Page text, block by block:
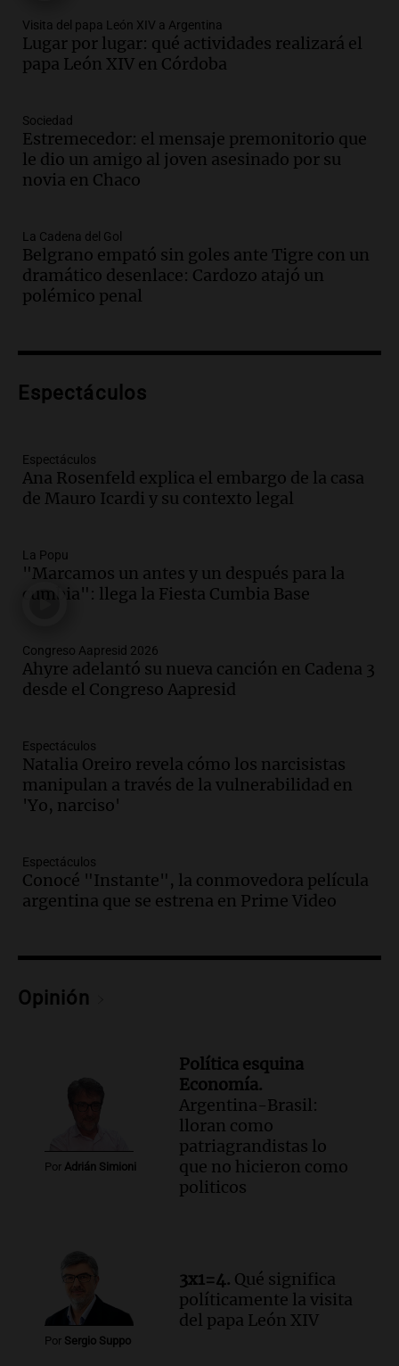
40% en la Unidad de Cuenta Municipal
para afrontar costos
Panorama Federal
Audio.
contra proyecto de inviolabilidad de la
propiedad privada
Panorama Federal
Audio. Ataque a balazos en Rafaela:
disparos contra una vivienda y vehículos
en los barrios Nogales
Panorama Federal
Episodios
descenso de temperatura en Rafaela
Panorama Federal
de fenómenos del superniño en el SEOM
el 7 de agosto
Panorama Federal
Audio.
conmovedora historia de "El Duende" y
su hija violinista
Audio.Avanza la investigación por
intento de asalto a la vivienda del
empresario Roberto Zagra en Tucumán
Episodios
Audio.Schmuck sobre la recuperación
del centro rosarino: "La gastronomía es
fundamental"
Audio.
Juicio a Óscar González: testigos
clave declararán sobre velocidad en las
altas cumbres
critica a EE.UU. por amenazas a
Audio.La Expo Regional del Sur se
prepara con novedades para disfrutar en
La Baulal este fin de semana
Episodios
Cerro Catedral recibe a 1.600
Episodios
Audio.Osvaldo Jaldo busca unificar
criterios con gobernadores del norte
argentino en Buenos Aires
Visita del papa León XIV a Argentina
Lugar por lugar: qué actividades realizará el
papa León XIV en Córdoba
Sociedad
Estremecedor: el mensaje premonitorio que
le dio un amigo al joven asesinado por su
novia en Chaco
La Cadena del Gol
Belgrano empató sin goles ante Tigre con un
dramático desenlace: Cardozo atajó un
polémico penal
Espectáculos
Espectáculos
Ana Rosenfeld explica el embargo de la casa
de Mauro Icardi y su contexto legal
La Popu
"Marcamos un antes y un después para la
cumbia": llega la Fiesta Cumbia Base
Congreso Aapresid 2026
Ahyre adelantó su nueva canción en Cadena 3
desde el Congreso Aapresid
Espectáculos
Natalia Oreiro revela cómo los narcisistas
manipulan a través de la vulnerabilidad en
'Yo, narciso'
Espectáculos
Conocé "Instante", la conmovedora película
argentina que se estrena en Prime Video
Opinión
Por Adrián Simioni
Política esquina
Economía.
Argentina-Brasil:
lloran como
patriagrandistas lo
que no hicieron como
politicos
Por Sergio Suppo
3x1=4. Qué significa
políticamente la visita
del papa León XIV